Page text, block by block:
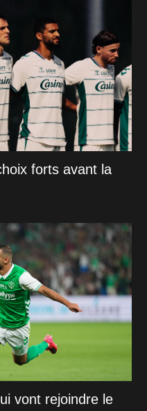
forts avant la
vont rejoindre le